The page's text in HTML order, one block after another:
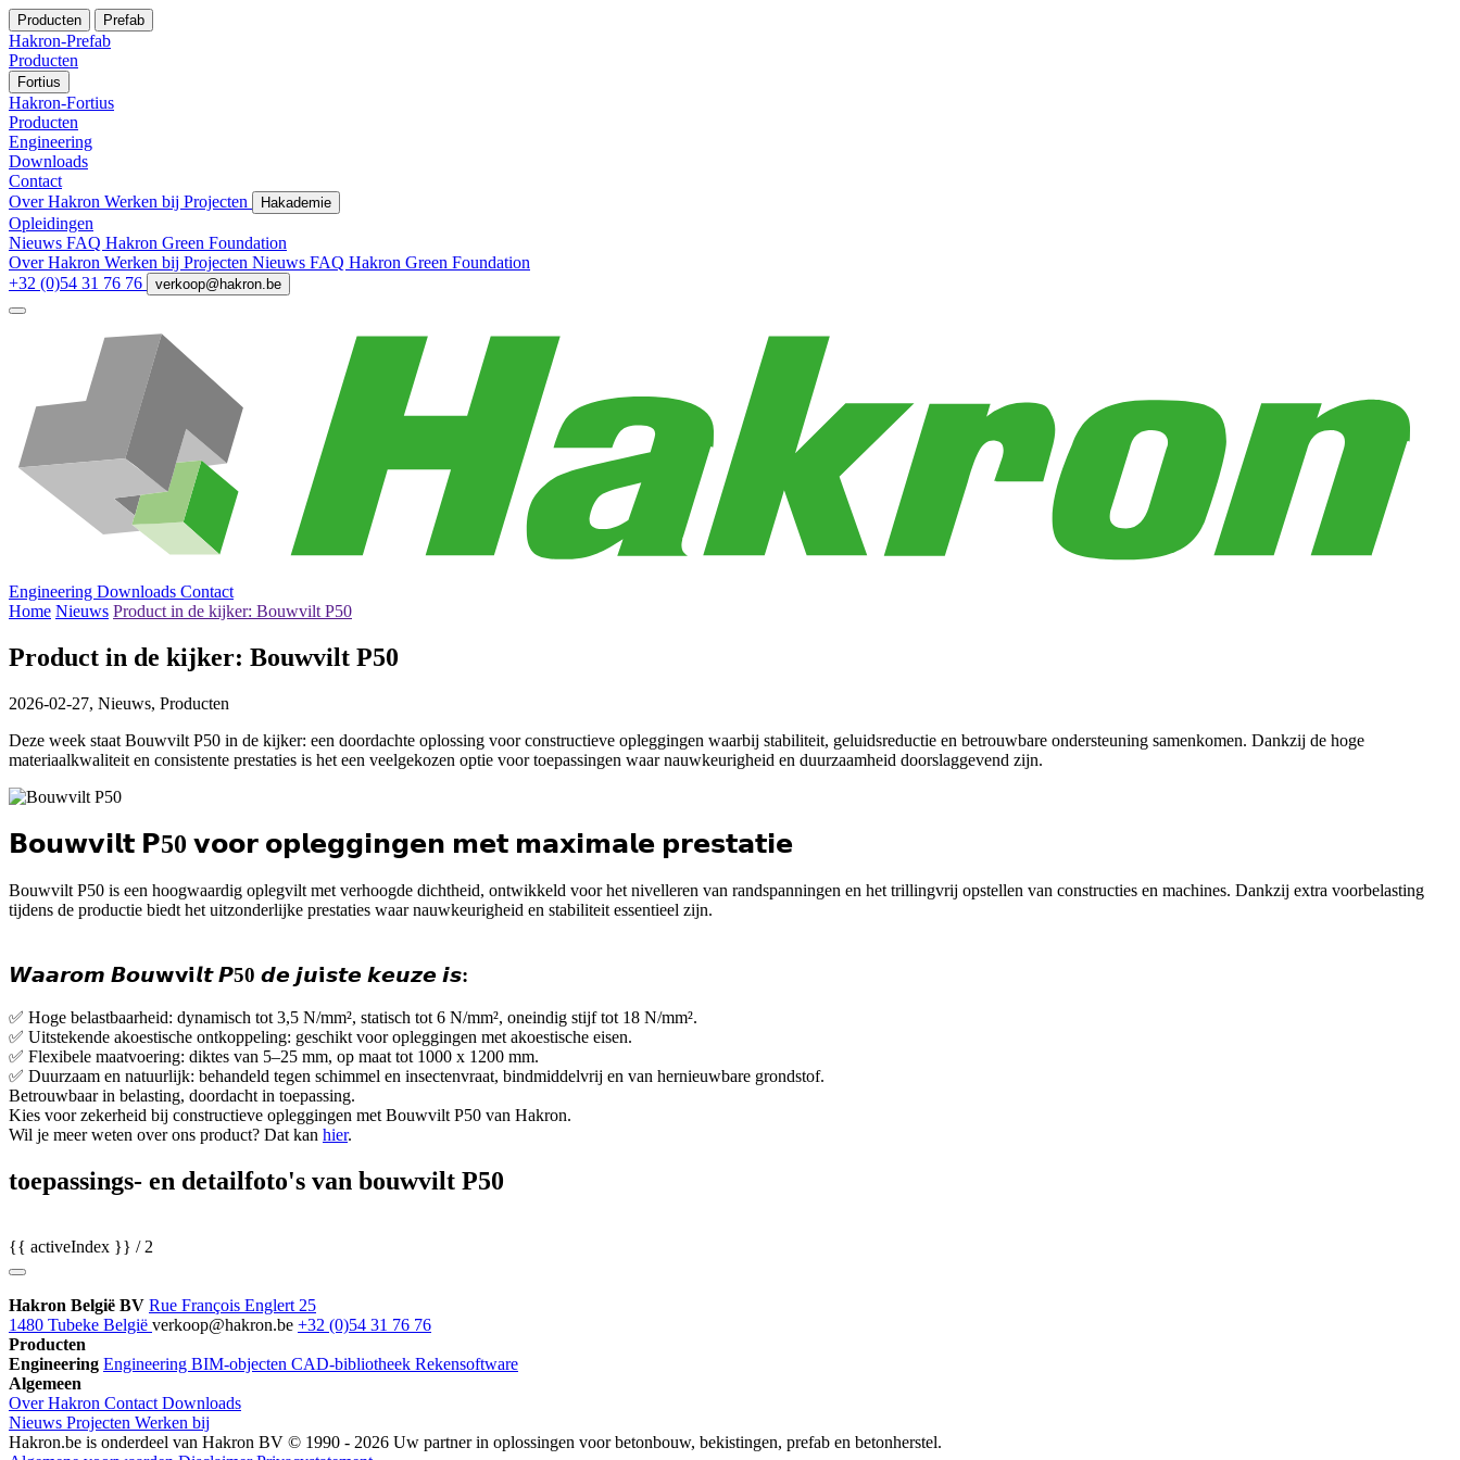
Producten Prefab
Hakron-Prefab
Producten
Fortius
Hakron-Fortius
Producten
Engineering
Downloads
Contact
Over Hakron Werken bij Projecten Hakademie
Opleidingen
Nieuws FAQ Hakron Green Foundation
Over Hakron Werken bij Projecten Nieuws FAQ Hakron Green Foundation
+32 (0)54 31 76 76
verkoop@hakron.be
Engineering Downloads Contact
Home Nieuws Product in de kijker: Bouwvilt P50
Product in de kijker: Bouwvilt P50
2026-02-27, Nieuws, Producten
Deze week staat Bouwvilt P50 in de kijker: een doordachte oplossing voor constructieve opleggingen waarbij stabiliteit, geluidsreductie en betrouwbare ondersteuning samenkomen. Dankzij de hoge
materiaalkwaliteit en consistente prestaties is het een veelgekozen optie voor toepassingen waar nauwkeurigheid en duurzaamheid doorslaggevend zijn.
𝗕𝗼𝘂𝘄𝘃𝗶𝗹𝘁 𝗣50 𝘃𝗼𝗼𝗿 𝗼𝗽𝗹𝗲𝗴𝗴𝗶𝗻𝗴𝗲𝗻 𝗺𝗲𝘁 𝗺𝗮𝘅𝗶𝗺𝗮𝗹𝗲 𝗽𝗿𝗲𝘀𝘁𝗮𝘁𝗶𝗲
Bouwvilt P50 is een hoogwaardig oplegvilt met verhoogde dichtheid, ontwikkeld voor het nivelleren van randspanningen en het trillingvrij opstellen van constructies en machines. Dankzij extra voorbelasting
tijdens de productie biedt het uitzonderlijke prestaties waar nauwkeurigheid en stabiliteit essentieel zijn.
𝙒𝙖𝙖𝙧𝙤𝙢 𝘽𝙤𝙪𝘄𝘃𝗶𝙡𝙩 𝙋50 𝙙𝙚 𝙟𝙪𝗶𝙨𝙩𝙚 𝙠𝙚𝙪𝙯𝙚 𝙞𝙨:
✅ Hoge belastbaarheid: dynamisch tot 3,5 N/mm², statisch tot 6 N/mm², oneindig stijf tot 18 N/mm².
✅ Uitstekende akoestische ontkoppeling: geschikt voor opleggingen met akoestische eisen.
✅ Flexibele maatvoering: diktes van 5–25 mm, op maat tot 1000 x 1200 mm.
✅ Duurzaam en natuurlijk: behandeld tegen schimmel en insectenvraat, bindmiddelvrij en van hernieuwbare grondstof.
Betrouwbaar in belasting, doordacht in toepassing.
Kies voor zekerheid bij constructieve opleggingen met Bouwvilt P50 van Hakron.
Wil je meer weten over ons product? Dat kan hier.
toepassings- en detailfoto's van bouwvilt P50
{{ activeIndex }} / 2
Hakron België BV Rue François Englert 25
1480 Tubeke België verkoop@hakron.be +32 (0)54 31 76 76
Producten
Engineering Engineering BIM-objecten CAD-bibliotheek Rekensoftware
Algemeen
Over Hakron Contact Downloads
Nieuws Projecten Werken bij
Hakron.be is onderdeel van Hakron BV © 1990 - 2026 Uw partner in oplossingen voor betonbouw, bekistingen, prefab en betonherstel.